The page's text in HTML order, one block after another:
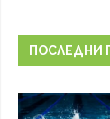
ПОСЛЕДНИ